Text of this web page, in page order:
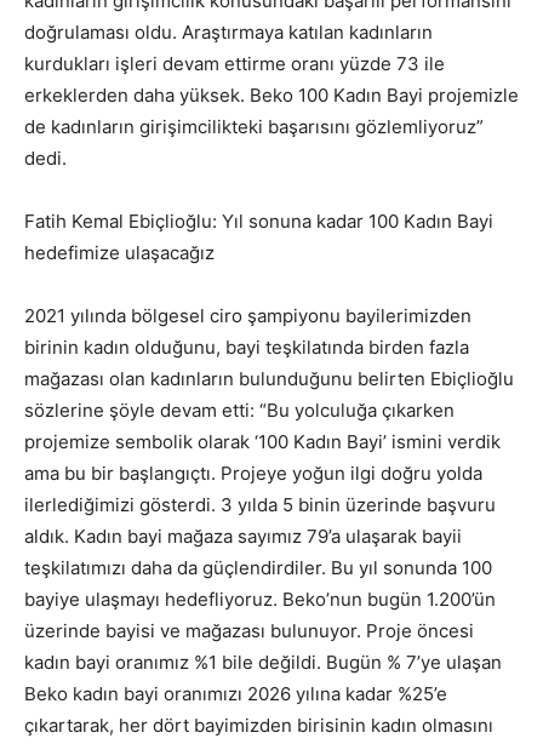
doğrulaması oldu. Araştırmaya katılan kadınların
kurdukları işleri devam ettirme oranı yüzde 73 ile
erkeklerden daha yüksek. Beko 100 Kadın Bayi projemizle
de kadınların girişimcilikteki başarısını gözlemliyoruz”
dedi.
Fatih Kemal Ebiçlioğlu: Yıl sonuna kadar 100 Kadın Bayi
hedefimize ulaşacağız
2021 yılında bölgesel ciro şampiyonu bayilerimizden
birinin kadın olduğunu, bayi teşkilatında birden fazla
mağazası olan kadınların bulunduğunu belirten Ebiçlioğlu
sözlerine şöyle devam etti: “Bu yolculuğa çıkarken
projemize sembolik olarak ‘100 Kadın Bayi’ ismini verdik
ama bu bir başlangıçtı. Projeye yoğun ilgi doğru yolda
ilerlediğimizi gösterdi. 3 yılda 5 binin üzerinde başvuru
aldık. Kadın bayi mağaza sayımız 79’a ulaşarak bayii
teşkilatımızı daha da güçlendirdiler. Bu yıl sonunda 100
bayiye ulaşmayı hedefliyoruz. Beko’nun bugün 1.200’ün
üzerinde bayisi ve mağazası bulunuyor. Proje öncesi
kadın bayi oranımız %1 bile değildi. Bugün % 7’ye ulaşan
Beko kadın bayi oranımızı 2026 yılına kadar %25’e
çıkartarak, her dört bayimizden birisinin kadın olmasını